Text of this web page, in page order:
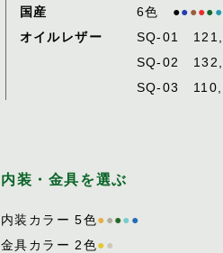
国産
オイルレザー
6色 ●●●●●●
SQ-01
SQ-02
SQ-03
内装・金具を選ぶ
内装カラー 5色●●●● ●
金具カラー 2色●●